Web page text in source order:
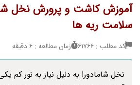
آموزش کاشت و پرورش نخل
سلامت ریه ها
کد مطلب : 61766 زمان مطالعه : 6 دقیقه
نخل شامادورا به دلیل نیاز به نور کم